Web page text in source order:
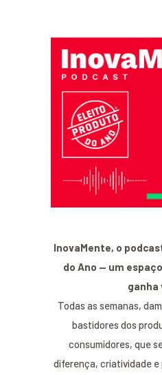
InovaMente, o
do Ano — um
ganha
Todas as semanas,
bastidores dos
consumidores, que
diferença, criatividade